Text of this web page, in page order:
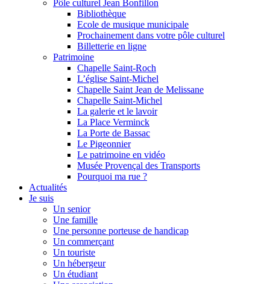
Pôle culturel Jean Bonfillon
Bibliothèque
Ecole de musique municipale
Prochainement dans votre pôle culturel
Billetterie en ligne
Patrimoine
Chapelle Saint-Roch
L’église Saint-Michel
Chapelle Saint Jean de Melissane
Chapelle Saint-Michel
La galerie et le lavoir
La Place Verminck
La Porte de Bassac
Le Pigeonnier
Le patrimoine en vidéo
Musée Provençal des Transports
Pourquoi ma rue ?
Actualités
Je suis
Un senior
Une famille
Une personne porteuse de handicap
Un commerçant
Un touriste
Un hébergeur
Un étudiant